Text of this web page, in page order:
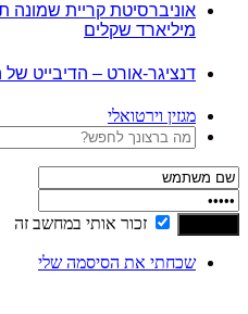
אוניברסיטת קריית
מיליארד שקלים
דנציגר-אורט – הדיבייט של
מגזין וירטואלי
זכור אותי במחשב זה
שכחתי את הסיסמה שלי